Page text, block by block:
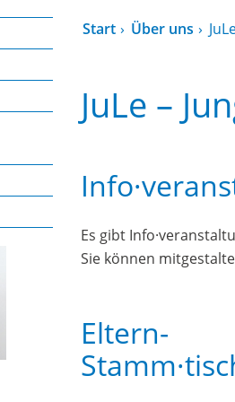
Start Über uns
JuLe –
Es gibt
Sie können
Eltern-